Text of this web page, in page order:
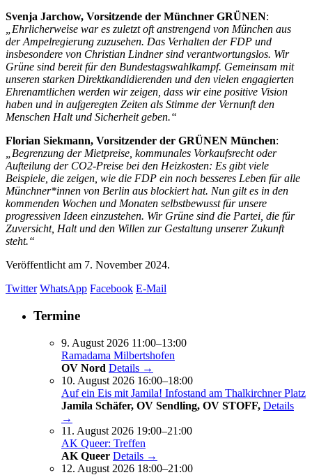
Svenja Jarchow, Vorsitzende der Münchner GRÜNEN:
„Ehrlicherweise war es zuletzt oft anstrengend von München aus
der Ampelregierung zuzusehen. Das Verhalten der FDP und
insbesondere von Christian Lindner sind verantwortungslos. Wir
Grüne sind bereit für den Bundestagswahlkampf. Gemeinsam mit
unseren starken Direktkandidierenden und den vielen engagierten
Ehrenamtlichen werden wir zeigen, dass wir eine positive Vision
haben und in aufgeregten Zeiten als Stimme der Vernunft den
Menschen Halt und Sicherheit geben.“
Florian Siekmann, Vorsitzender der GRÜNEN München:
„Begrenzung der Mietpreise, kommunales Vorkaufsrecht oder
Aufteilung der CO2-Preise bei den Heizkosten: Es gibt viele
Beispiele, die zeigen, wie die FDP ein noch besseres Leben für alle
Münchner*innen von Berlin aus blockiert hat. Nun gilt es in den
kommenden Wochen und Monaten selbstbewusst für unsere
progressiven Ideen einzustehen. Wir Grüne sind die Partei, die für
Zuversicht, Halt und den Willen zur Gestaltung unserer Zukunft
steht.“
Veröffentlicht am 7. November 2024.
Twitter WhatsApp Facebook E-Mail
Termine
9. August 2026 11:00–13:00
Ramadama Milbertshofen
OV Nord Details →
10. August 2026 16:00–18:00
Auf ein Eis mit Jamila! Infostand am Thalkirchner Platz
Jamila Schäfer, OV Sendling, OV STOFF, Details
→
11. August 2026 19:00–21:00
AK Queer: Treffen
AK Queer Details →
12. August 2026 18:00–21:00